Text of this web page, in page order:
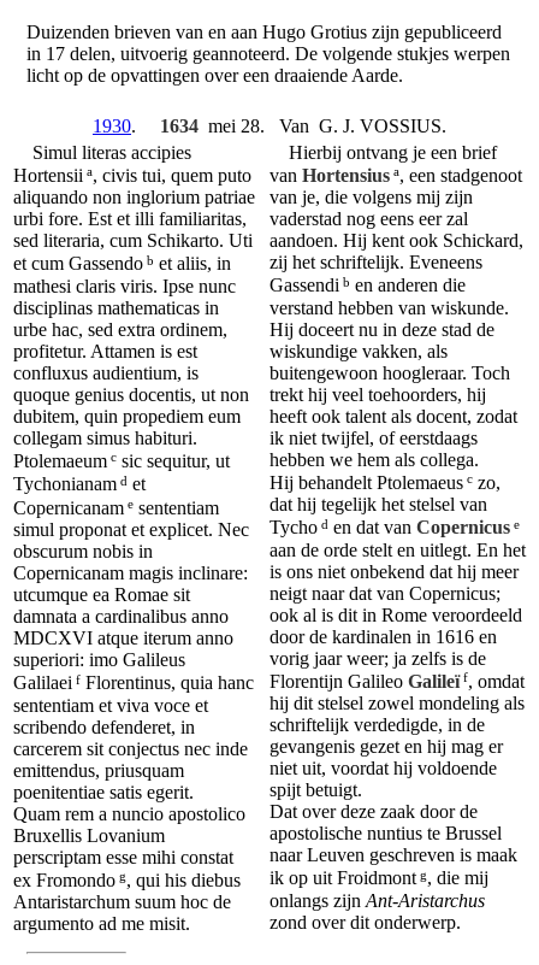
Duizenden brieven van en aan Hugo Grotius zijn gepubliceerd
in 17 delen, uitvoerig geannoteerd. De volgende stukjes werpen
licht op de opvattingen over een draaiende Aarde.
1930. 1634 mei 28. Van G. J. VOSSIUS.
Simul literas accipies
Hortensii a, civis tui, quem puto
aliquando non inglorium patriae
urbi fore. Est et illi familiaritas,
sed literaria, cum Schikarto. Uti
et cum Gassendo b et aliis, in
mathesi claris viris. Ipse nunc
disciplinas mathematicas in
urbe hac, sed extra ordinem,
profitetur. Attamen is est
confluxus audientium, is
quoque genius docentis, ut non
dubitem, quin propediem eum
collegam simus habituri.
Ptolemaeum c sic sequitur, ut
Tychonianam d et
Copernicanam e sententiam
simul proponat et explicet. Nec
obscurum nobis in
Copernicanam magis inclinare:
utcumque ea Romae sit
damnata a cardinalibus anno
MDCXVI atque iterum anno
superiori: imo Galileus
Galilaei f Florentinus, quia hanc
sententiam et viva voce et
scribendo defenderet, in
carcerem sit conjectus nec inde
emittendus, priusquam
poenitentiae satis egerit.
Quam rem a nuncio apostolico
Bruxellis Lovanium
perscriptam esse mihi constat
ex Fromondo g, qui his diebus
Antaristarchum suum hoc de
argumento ad me misit.
Hierbij ontvang je een brief
van Hortensius a, een stadgenoot
van je, die volgens mij zijn
vaderstad nog eens eer zal
aandoen. Hij kent ook Schickard,
zij het schriftelijk. Eveneens
Gassendi b en anderen die
verstand hebben van wiskunde.
Hij doceert nu in deze stad de
wiskundige vakken, als
buitengewoon hoogleraar. Toch
trekt hij veel toehoorders, hij
heeft ook talent als docent, zodat
ik niet twijfel, of eerstdaags
hebben we hem als collega.
Hij behandelt Ptolemaeus c zo,
dat hij tegelijk het stelsel van
Tycho d en dat van Copernicus e
aan de orde stelt en uitlegt. En het
is ons niet onbekend dat hij meer
neigt naar dat van Copernicus;
ook al is dit in Rome veroordeeld
door de kardinalen in 1616 en
vorig jaar weer; ja zelfs is de
Florentijn Galileo Galileïf, omdat
hij dit stelsel zowel mondeling als
schriftelijk verdedigde, in de
gevangenis gezet en hij mag er
niet uit, voordat hij voldoende
spijt betuigt.
Dat over deze zaak door de
apostolische nuntius te Brussel
naar Leuven geschreven is maak
ik op uit Froidmont g, die mij
onlangs zijn Ant-Aristarchus
zond over dit onderwerp.